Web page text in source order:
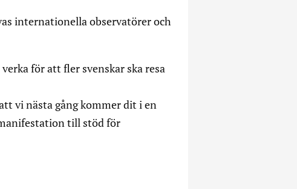
internationella observatörer och
för att fler svenskar ska resa
vi nästa gång kommer dit i en
till stöd för